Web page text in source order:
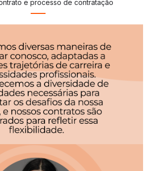
e processo de contratação